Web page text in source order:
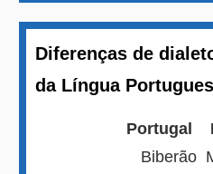
Diferenças de
da Língua
Portugal
Biberão